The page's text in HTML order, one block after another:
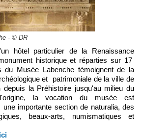
- © DR
historique et réparties sur 17
du Musée Labenche témoignent de la
et patrimoniale de la ville de
la Préhistoire jusqu'au milieu du
la vocation du musée est
une importante section de naturalia, des
beaux-arts, numismatiques et
ici